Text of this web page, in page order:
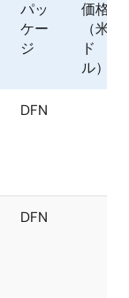
パッ
ケー
ジ
価格
（米
ド
ル）
DFN
DFN